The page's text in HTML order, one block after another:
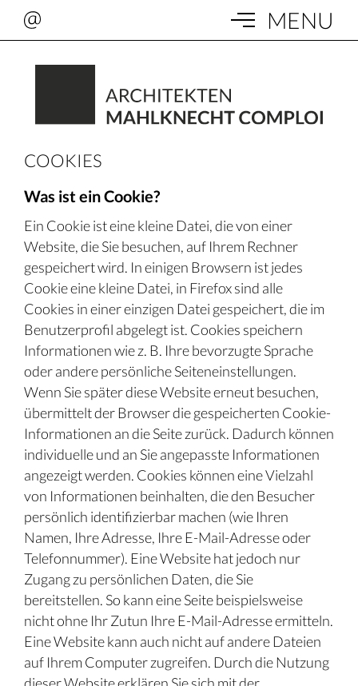
MENU
COOKIES
Was ist ein Cookie?
Ein Cookie ist eine kleine Datei, die von einer
Website, die Sie besuchen, auf Ihrem Rechner
gespeichert wird. In einigen Browsern ist jedes
Cookie eine kleine Datei, in Firefox sind alle
Cookies in einer einzigen Datei gespeichert, die im
Benutzerprofil abgelegt ist. Cookies speichern
Informationen wie z. B. Ihre bevorzugte Sprache
oder andere persönliche Seiteneinstellungen.
Wenn Sie später diese Website erneut besuchen,
übermittelt der Browser die gespeicherten Cookie-
Informationen an die Seite zurück. Dadurch können
individuelle und an Sie angepasste Informationen
angezeigt werden. Cookies können eine Vielzahl
von Informationen beinhalten, die den Besucher
persönlich identifizierbar machen (wie Ihren
Namen, Ihre Adresse, Ihre E-Mail-Adresse oder
Telefonnummer). Eine Website hat jedoch nur
Zugang zu persönlichen Daten, die Sie
bereitstellen. So kann eine Seite beispielsweise
nicht ohne Ihr Zutun Ihre E-Mail-Adresse ermitteln.
Eine Website kann auch nicht auf andere Dateien
auf Ihrem Computer zugreifen. Durch die Nutzung